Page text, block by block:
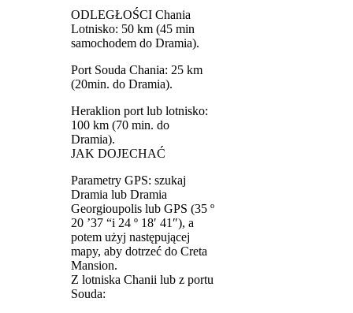
ODLEGŁOŚCI Chania
Lotnisko: 50 km (45 min
samochodem do Dramia).
Port Souda Chania: 25 km
(20min. do Dramia).
Heraklion port lub lotnisko:
100 km (70 min. do
Dramia).
JAK DOJECHA­Ć
Parametry GPS: szukaj
Dramia lub Dramia
Georgioupolis lub GPS (35 º
20 ’37 “i 24 º 18′ 41″), a
potem użyj następującej
mapy, aby dotrzeć do Creta
Mansion.
Z lotniska Chanii lub z portu
Souda: